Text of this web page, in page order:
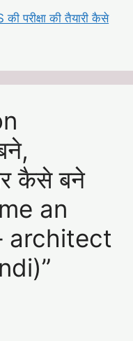
परीक्षा की तैयारी कैसे
कैसे बने
an
architect